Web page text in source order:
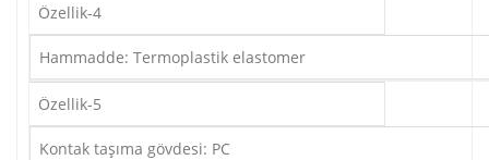
Özellik-4
Hammadde: Termoplastik elastomer
Özellik-5
Kontak taşıma gövdesi: PC